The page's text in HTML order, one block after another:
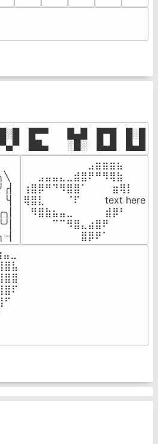
█▀▀  █▄█ █▀█ █░█
██▄  ░█░ █▄█ █▄█
⠀⠀⠀⠀⠀⠀⠀⠀⠀⣠⣶⣶⣶⣦⠀⠀
⠀⠀⣠⣤⣤⣄⣀⣾⣿⠟⠛⠻⢿⣷⠀
⢰⣿⡿⠛⠙⠻⣿⣿⠁⠀⠀ ⠀⣶⢿⡇
⢿⣿⣇⠀⠀⠀⠈⠏⠀⠀⠀ text here
⠀⠻⣿⣷⣦⣤⣀⠀⠀⠀ ⠀⣾⡿⠃⠀
⠀⠀⠀⠀⠉⠉⠻⣿⣄⣴⣿⠟⠀⠀⠀
⠀⠀⠀⠀⠀⠀⠀⠀⣿⡿⠟⠁⠀⠀⠀